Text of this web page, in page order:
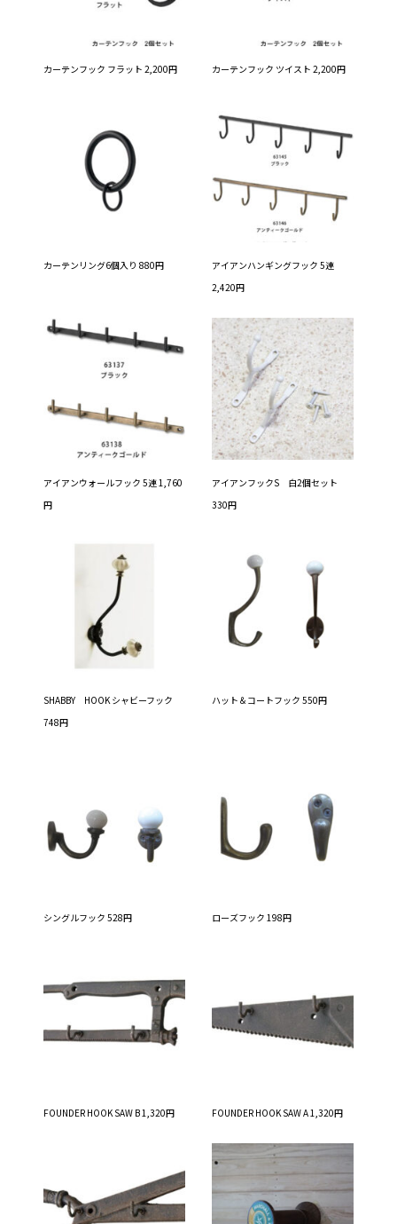
カーテンフック フラット 2,200円 カーテンフック ツイスト 2,200円
カーテンリング6個入り 880円
アイアンハンギングフック 5連
2,420円
アイアンウォールフック 5連 1,760
円
アイアンフックS 白2個セット
330円
SHABBY HOOK シャビーフック
748円
ハット＆コートフック 550円
シングルフック 528円 ローズフック 198円
FOUNDER HOOK SAW B 1,320円 FOUNDER HOOK SAW A 1,320円